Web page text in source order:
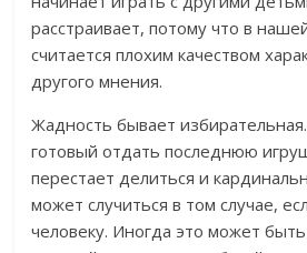
расстраивает, потому что в
считается плохим качеством
другого мнения.
Жадность бывает
готовый отдать последнюю
перестает делиться и
может случиться в том случае,
человеку. Иногда это может